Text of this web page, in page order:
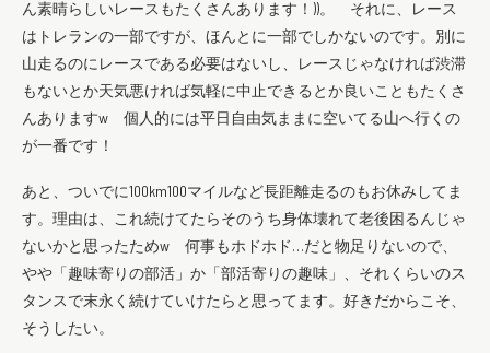
ん素晴らしいレースもたくさんあります！))。 それに、レース
はトレランの一部ですが、ほんとに一部でしかないのです。別に
山走るのにレースである必要はないし、レースじゃなければ渋滞
もないとか天気悪ければ気軽に中止できるとか良いこともたくさ
んありますw 個人的には平日自由気ままに空いてる山へ行くの
が一番です！
あと、ついでに100km100マイルなど長距離走るのもお休みしてま
す。理由は、これ続けてたらそのうち身体壊れて老後困るんじゃ
ないかと思ったためw 何事もホドホド…だと物足りないので、
やや「趣味寄りの部活」か「部活寄りの趣味」、それくらいのス
タンスで末永く続けていけたらと思ってます。好きだからこそ、
そうしたい。